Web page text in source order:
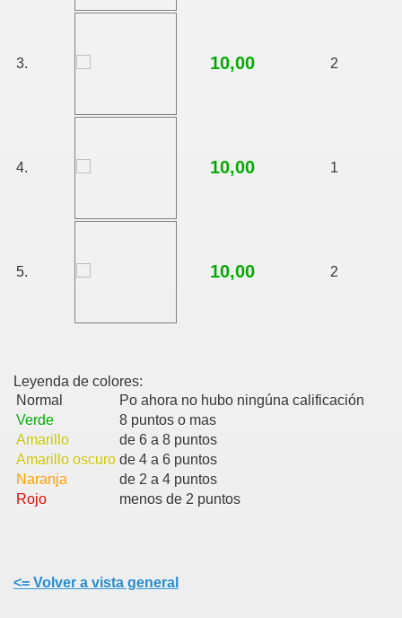
3. 10,00 2
4. 10,00 1
5. 10,00 2
Leyenda de colores:
Normal
Po ahora no hubo ningúna calificación
Verde
8 puntos o mas
Amarillo
de 6 a 8 puntos
Amarillo oscuro de 4 a 6 puntos
Naranja
de 2 a 4 puntos
Rojo
menos de 2 puntos
<= Volver a vista general